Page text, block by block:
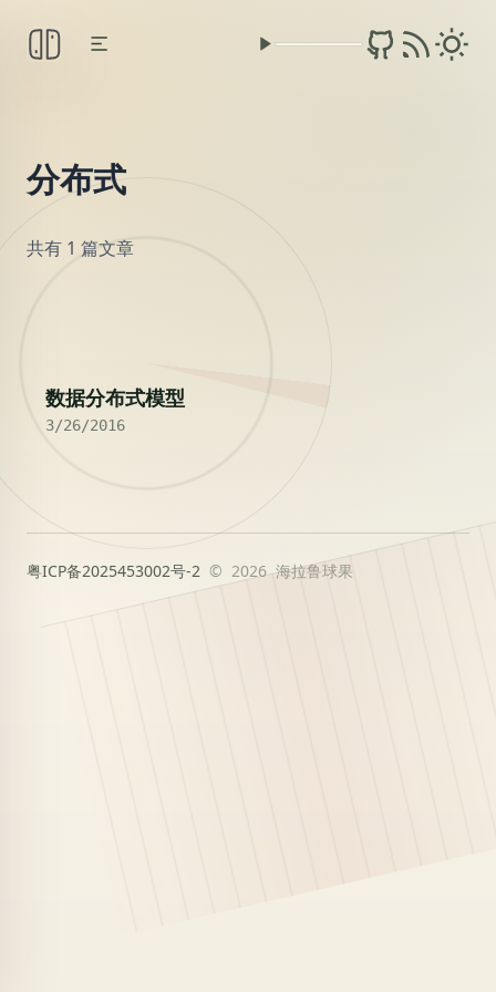
分布式
共有 1 篇文章
2016
数据分布式模型
3/26/2016
粤ICP备2025453002号-2 © 2026 海拉鲁球果